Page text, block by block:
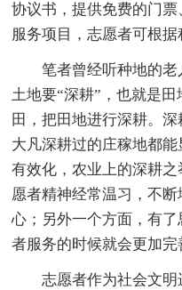
协议书，提供免费的门
服务项目，志愿者可根据
笔者曾经听种地的老
土地要“深耕”，也就是
田，把田地进行深耕。
大凡深耕过的庄稼地都
有效化，农业上的深耕
愿者精神经常温习，不
心；另外一个方面，有
者服务的时候就会更加完
志愿者作为社会文明